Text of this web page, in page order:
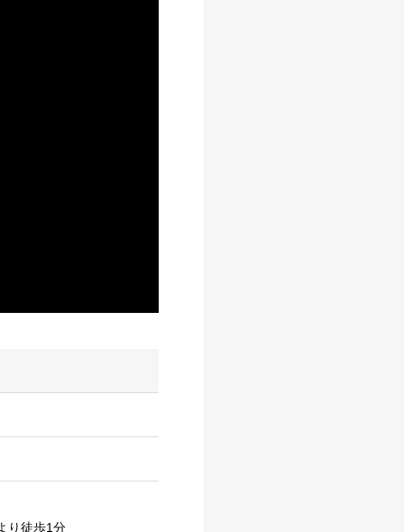
り徒歩1分